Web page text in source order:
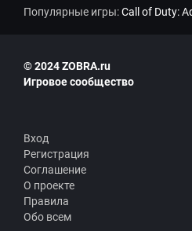
Популярные игры:Call of Duty:
© 2024 ZOBRA.ru
Игровое сообщество
Вход
Регистрация
Соглашение
О проекте
Правила
Обо всем